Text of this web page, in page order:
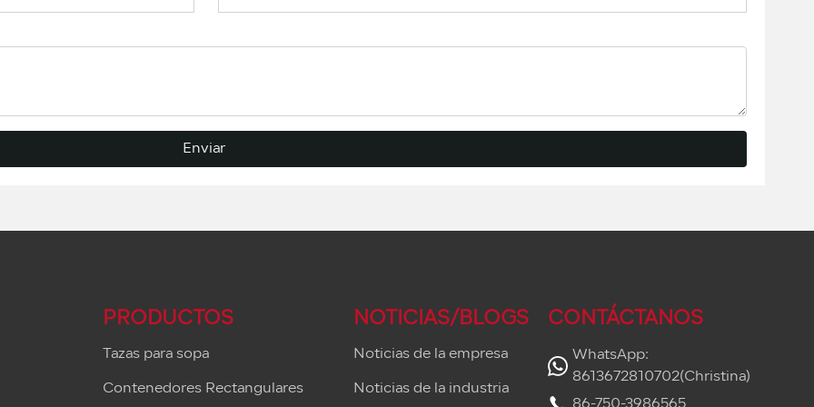
Enviar
PRODUCTOS
Tazas para sopa
Contenedores Rectangulares
NOTICIAS/BLOGS
Noticias de la empresa
Noticias de la industria
CONTÁCTANOS
WhatsApp:
8613672810702(Christina)
86-750-3986565